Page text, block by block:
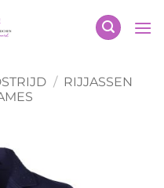
/ RIJJASSEN